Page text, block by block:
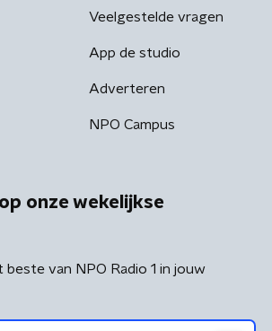
Veelgestelde vragen
App de studio
Adverteren
NPO Campus
onze wekelijkse
beste van NPO Radio 1 in jouw